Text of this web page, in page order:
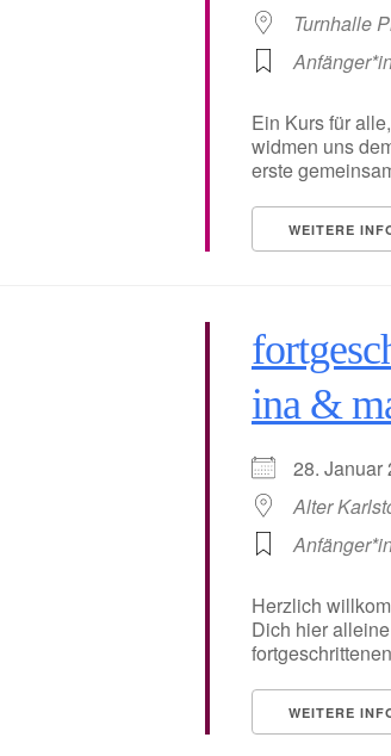
Turnhalle
Ein Kurs für
widmen uns
erste
WEITERE
ina &
28.
Alter
Herzlich
Dich hier
WEITERE